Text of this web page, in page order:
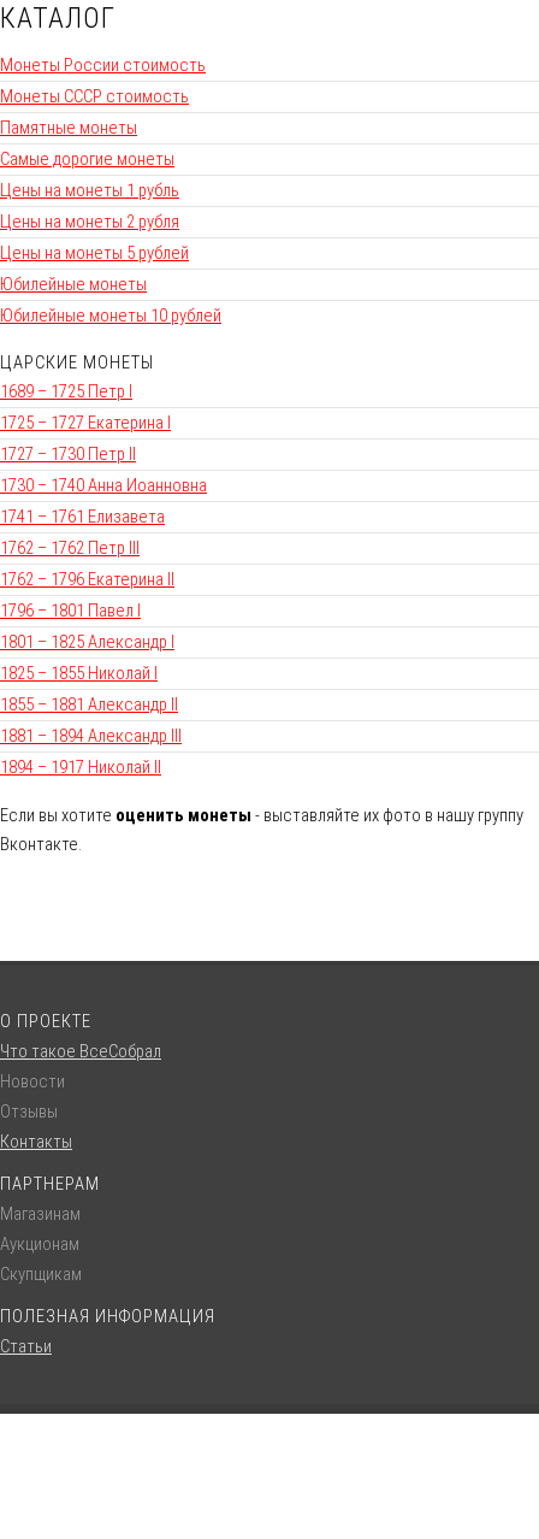
КАТАЛОГ
Монеты России стоимость
Монеты СССР стоимость
Памятные монеты
Самые дорогие монеты
Цены на монеты 1 рубль
Цены на монеты 2 рубля
Цены на монеты 5 рублей
Юбилейные монеты
Юбилейные монеты 10 рублей
ЦАРСКИЕ МОНЕТЫ
1689 – 1725 Петр I
1725 – 1727 Екатерина I
1727 – 1730 Петр II
1730 – 1740 Анна Иоанновна
1741 – 1761 Елизавета
1762 – 1762 Петр III
1762 – 1796 Екатерина II
1796 – 1801 Павел I
1801 – 1825 Александр I
1825 – 1855 Николай I
1855 – 1881 Александр II
1881 – 1894 Александр III
1894 – 1917 Николай II
Если вы хотите оценить монеты - выставляйте их фото в нашу группу
Вконтакте.
О ПРОЕКТЕ
Что такое ВсеСобрал
Новости
Отзывы
Контакты
ПАРТНЕРАМ
Магазинам
Аукционам
Скупщикам
ПОЛЕЗНАЯ ИНФОРМАЦИЯ
Статьи